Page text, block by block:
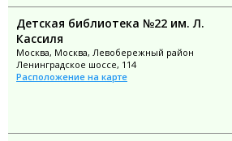
Детская библиотека №22 им. Л.
Кассиля
Москва, Москва, Левобережный район
Ленинградское шоссе, 114
Расположение на карте